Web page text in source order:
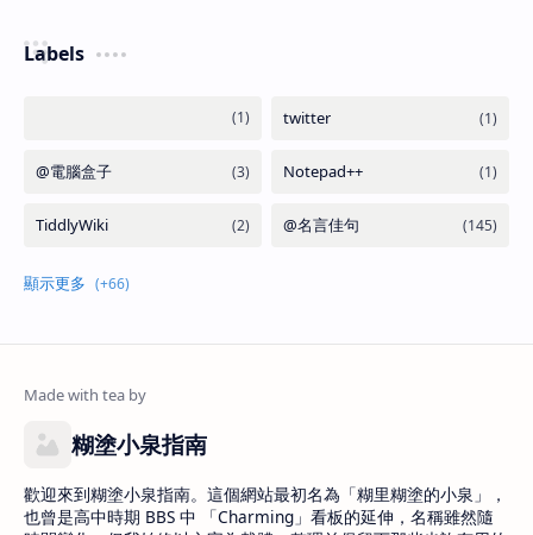
Labels
糊塗小泉指南
歡迎來到糊塗小泉指南。這個網站最初名為「糊里糊塗的小泉」，
也曾是高中時期 BBS 中 「Charming」看板的延伸，名稱雖然隨